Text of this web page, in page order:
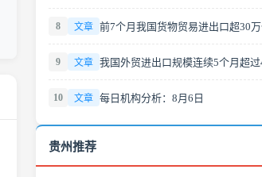
8 文章 前7个月我国货物贸易进出口超30
9 文章
10 文章 每日机构分析：8月6日
贵州推荐